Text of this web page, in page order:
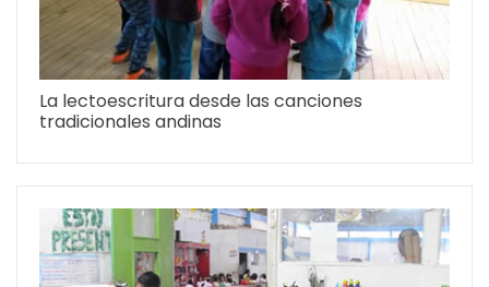
La lectoescritura desde las canciones
tradicionales andinas